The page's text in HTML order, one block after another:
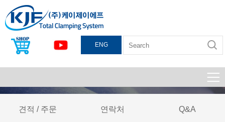
ENG
견적 / 주문 연락처 Q&A